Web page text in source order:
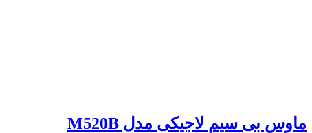
ماوس بی سیم لاجیکی مدل M520B